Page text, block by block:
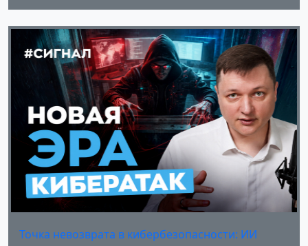
Точка невозврата в кибербезопасности: ИИ